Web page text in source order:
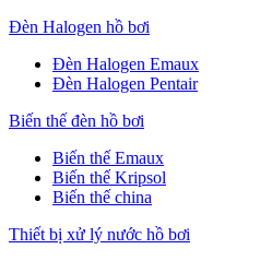
Đèn Halogen hồ bơi
Đèn Halogen Emaux
Đèn Halogen Pentair
Biến thế đèn hồ bơi
Biến thế Emaux
Biến thế Kripsol
Biến thế china
Thiết bị xử lý nước hồ bơi